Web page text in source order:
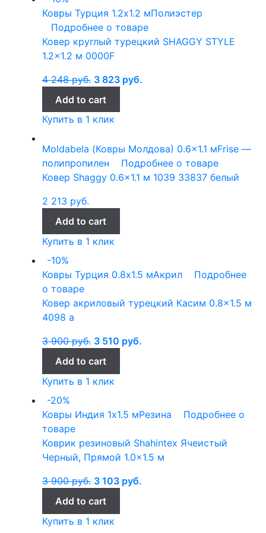
Ковры Турция 1.2x1.2 мПолиэстер
Подробнее о товаре
Ковер круглый турецкий SHAGGY STYLE
1.2×1.2 м 0000F
4 248руб. 3 823 руб.
Add to cart
Купить в 1 клик
Moldabela (Ковры Молдова) 0.6x1.1 мFrise —
полипропилен
Подробнее о товаре
Ковер Shaggy 0.6×1.1 м 1039 33837 белый
2 213 руб.
Add to cart
Купить в 1 клик
-10%
Ковры Турция 0.8x1.5 мАкрил
Подробнее
о товаре
Ковер акриловый турецкий Касим 0.8×1.5 м
4098 а
3 900руб. 3 510 руб.
Add to cart
Купить в 1 клик
-20%
Ковры Индия 1x1.5 мРезина
Подробнее о
товаре
Коврик резиновый Shahintex Ячеистый
Черный, Прямой 1.0×1.5 м
3 900руб. 3 103 руб.
Add to cart
Купить в 1 клик